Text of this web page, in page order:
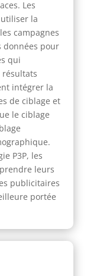
Les
la
campagnes
données pour
qui
résultats
intégrer la
de ciblage et
le ciblage
P3P, les
leurs
publicitaires
portée